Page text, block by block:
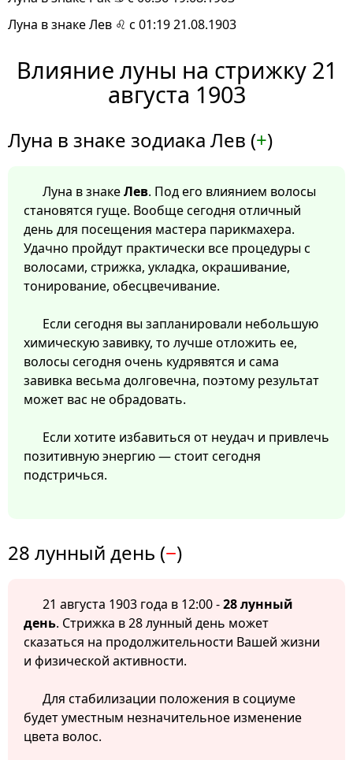
Луна в знаке Лев ♌ с 01:19 21.08.1903
Влияние луны на стрижку 21
августа 1903
Луна в знаке зодиака Лев (+)
Луна в знакеЛев. Под его влиянием волосы
становятся гуще. Вообще сегодня отличный
день для посещения мастера парикмахера.
Удачно пройдут практически все процедуры с
волосами, стрижка, укладка, окрашивание,
тонирование, обесцвечивание.
Если сегодня вы запланировали небольшую
химическую завивку, то лучше отложить ее,
волосы сегодня очень кудрявятся и сама
завивка весьма долговечна, поэтому результат
может вас не обрадовать.
Если хотите избавиться от неудач и привлечь
позитивную энергию — стоит сегодня
подстричься.
28 лунный день (−)
21 августа 1903 года в 12:00 -28 лунный
день. Стрижка в 28 лунный день может
сказаться на продолжительности Вашей жизни
и физической активности.
Для стабилизации положения в социуме
будет уместным незначительное изменение
цвета волос.